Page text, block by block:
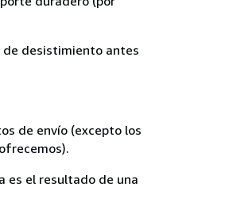
de desistimiento antes
de envío (excepto los
es el resultado de una